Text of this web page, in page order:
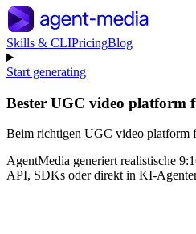
Skills & CLIPricingBlog
Start generating
Bester UGC video platform
Beim richtigen UGC video platform
AgentMedia generiert realistische
API, SDKs oder direkt in KI-